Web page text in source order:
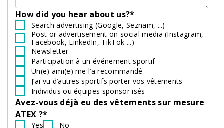
How did you hear about us?*
Search advertising (Google, Seznam, ...)
Post or advertisement on social media (Instagram,
Facebook, LinkedIn, TikTok ...)
Newsletter
Participation à un événement sportif
Un(e) ami(e) me l’a recommandé
J’ai vu d’autres sportifs porter vos vêtements
Individus ou équipes sponsor isés
Avez-vous déjà eu des vêtements sur mesure
ATEX ?*
Yes No